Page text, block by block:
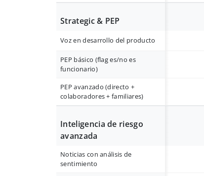
Strategic & PEP
Voz en desarrollo del producto
PEP básico (flag es/no es
funcionario)
PEP avanzado (directo +
colaboradores + familiares)
Inteligencia de riesgo
avanzada
Noticias con análisis de
sentimiento